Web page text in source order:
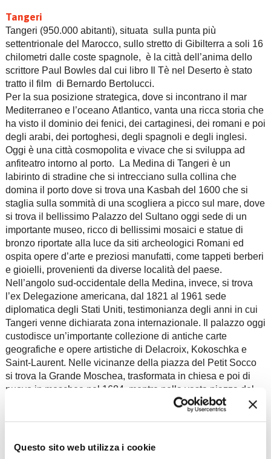
Questo sito web utilizza i cookie
Tangeri
Tangeri (950.000 abitanti), situata sulla punta più
settentrionale del Marocco, sullo stretto di Gibilterra a soli 16
chilometri dalle coste spagnole, è la città dell’anima dello
scrittore Paul Bowles dal cui libro Il Tè nel Deserto è stato
tratto il film di Bernardo Bertolucci.
Per la sua posizione strategica, dove si incontrano il mar
Mediterraneo e l’oceano Atlantico, vanta una ricca storia che
ha visto il dominio dei fenici, dei cartaginesi, dei romani e poi
degli arabi, dei portoghesi, degli spagnoli e degli inglesi.
Oggi è una città cosmopolita e vivace che si sviluppa ad
anfiteatro intorno al porto. La Medina di Tangeri è un
labirinto di stradine che si intrecciano sulla collina che
domina il porto dove si trova una Kasbah del 1600 che si
staglia sulla sommità di una scogliera a picco sul mare, dove
si trova il bellissimo Palazzo del Sultano oggi sede di un
importante museo, ricco di bellissimi mosaici e statue di
bronzo riportate alla luce da siti archeologici Romani ed
ospita opere d’arte e preziosi manufatti, come tappeti berberi
e gioielli, provenienti da diverse località del paese.
Nell’angolo sud-occidentale della Medina, invece, si trova
l’ex Delegazione americana, dal 1821 al 1961 sede
diplomatica degli Stati Uniti, testimonianza degli anni in cui
Tangeri venne dichiarata zona internazionale. Il palazzo oggi
custodisce un’importante collezione di antiche carte
geografiche e opere artistiche di Delacroix, Kokoschka e
Saint-Laurent. Nelle vicinanze della piazza del Petit Socco
si trova la Grande Moschea, trasformata in chiesa e poi di
nuovo in moschea nel 1684, mentre nella vasta piazza del
Grand Socco, si trova il centro pulsante di Tangeri, animata
ogni giorno da una folla variopinta, dove si svolge un
marocchino. La Ville Nouvelle di Tangeri è la meta ideale
per una passeggiata e per lo shopping: Place de France è il